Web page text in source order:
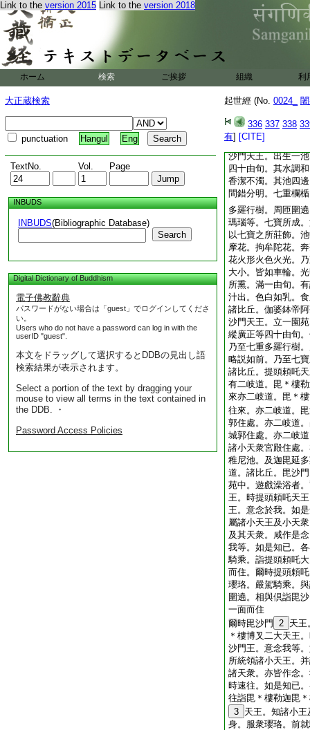
Link to the version 2015 Link to the version 2018
ホーム 検索 ご挨拶 組織 利
大正蔵検索
punctuation Hangul Eng
TextNo. Vol. Page
INBUDS
INBUDS(Bibliographic Database)
Search
Digital Dictionary of Buddhism
電子佛教辭典
パスワードがない場合は「guest」でログインしてくださ
い。
Users who do not have a password can log in with the
userID "guest".
本文をドラッグして選択するとDDBの見出し語
検索結果が表示されます。
Select a portion of the text by dragging your
mouse to view all terms in the text contained in
the DDB. ・
Password Access Policies
起世經 (No. 0024_
336 337 338
有] [CITE]
四萬二千由旬。由
住止之處。三大城
婆。二名伽婆鉢帝
廣六百由旬。七重
已。自餘官屬。及
間或有縱廣正等四
二十。乃至十二由
六由旬。所居亦各
説如前。乃至衆鳥
諸比丘。毘舍羅婆
沙門天王。出生一
四十由旬。其水調
香潔不濁。其池四
間錯分明。七重欄
多羅行樹。周匝圍
瑪瑙等。七寶所成
以七寶之所莊飾。
摩花。拘牟陀花。
花火形火色火光。
大小。皆如車輪。
所熏。滿一由旬。
汁出。色白如乳。
諸比丘。伽婆鉢帝
沙門天王。立一園
縱廣正等四十由旬
乃至七重多羅行樹
略説如前。乃至七
諸比丘。提頭頼吒
有二岐道。毘＊樓
來亦二岐道。毘＊
往來。亦二岐道。
郭住處。亦二岐道
城郭住處。亦二岐
諸小天衆宮殿住處
稚尼池。及迦毘延
道。諸比丘。毘沙
苑中。遊戲澡浴者
王。時提頭頼吒天
王。意念於我。如
屬諸小天王及小天
及其天衆。咸作是
我等。如是知已。
騎乘。詣提頭頼吒
而住。爾時提頭頼
瓔珞。嚴駕騎乘。
圍遶。相與倶詣毘
一面而住
爾時毘沙門
2 天王
＊樓博叉二大天王
沙門王。意念我等
所統領諸小天王。
諸天衆。亦皆作念
時速往。如是知已
往詣毘＊樓勒迦毘
3 天王。知諸小
身。服衆瓔珞。前